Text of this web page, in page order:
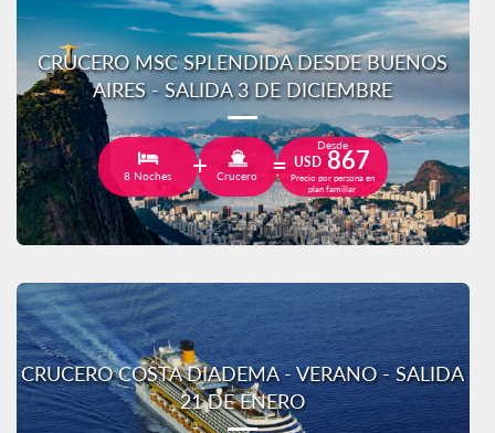
CRUCERO MSC SPLENDIDA DESDE BUENOS
AIRES - SALIDA 3 DE DICIEMBRE
8 Noches Crucero
Desde
USD 867
Precio por persona en
plan familiar
CRUCERO COSTA DIADEMA - VERANO - SALIDA
21 DE ENERO